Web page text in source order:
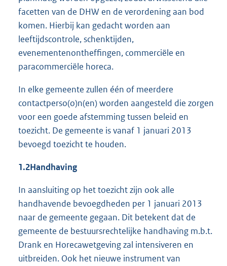
facetten van de DHW en de verordening aan bod
komen. Hierbij kan gedacht worden aan
leeftijdscontrole, schenktijden,
evenementenontheffingen, commerciële en
paracommerciële horeca.
In elke gemeente zullen één of meerdere
contactperso(o)n(en) worden aangesteld die zorgen
voor een goede afstemming tussen beleid en
toezicht. De gemeente is vanaf 1 januari 2013
bevoegd toezicht te houden.
1.2Handhaving
In aansluiting op het toezicht zijn ook alle
handhavende bevoegdheden per 1 januari 2013
naar de gemeente gegaan. Dit betekent dat de
gemeente de bestuursrechtelijke handhaving m.b.t.
Drank en Horecawetgeving zal intensiveren en
uitbreiden. Ook het nieuwe instrument van